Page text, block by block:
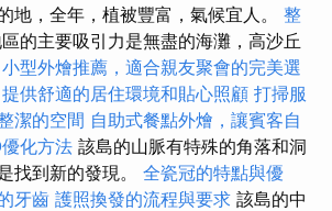
地，全年，植被豐富，氣候宜人。 整
的主要吸引力是無盡的海灘，高沙丘
小型外燴推薦，適合親友聚會的完美選
供舒適的居住環境和貼心照顧 打掃服
潔的空間 自助式餐點外燴，讓賓客自
化方法 該島的山脈有特殊的角落和洞
找到新的發現。 全瓷冠的特點與優
牙齒 護照換發的流程與要求 該島的中